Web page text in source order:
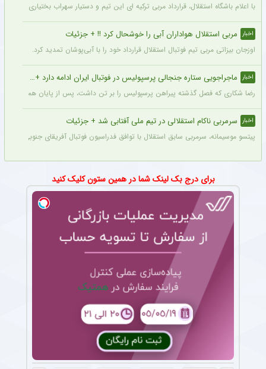
با اعلام باشگاه استقلال، قرارداد مربی ترکیه ای این تیم و دستیار سهراب بختیاری زاده
اخبار مربی استقلال هواداران آبی را خوشحال کرد !! + جزئیات
اوزجان بیزاتی مربی تیم فوتبال استقلال قرارداد خود را با آبی‌پوشان تمدید کرد.
اخبار ماجراجویی ستاره جنجالی پرسپولیس در فوتبال ایران ادامه دارد + جزئیات
رضا شکاری که فصل گذشته پیراهن پرسپولیس را بر تن داشت، پس از پایان همکاری با
اخبار سرمربی ناکام استقلالی در تیم ملی آفتابی شد + جزئیات
پیتسو موسیمانه، سرمربی سابق استقلال با توافق فدراسیون فوتبال آفریقای جنوبی
برای درج بک لینک شما در همین ستون کلیک کنید